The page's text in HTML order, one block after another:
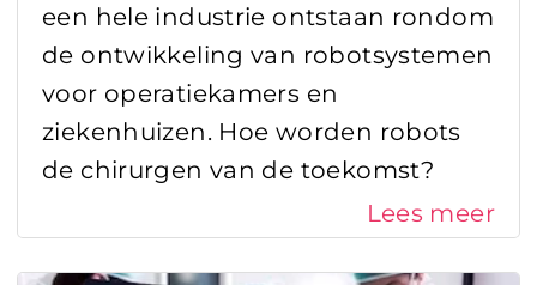
een hele industrie ontstaan rondom
de ontwikkeling van robotsystemen
voor operatiekamers en
ziekenhuizen. Hoe worden robots
de chirurgen van de toekomst?
Lees meer
Lidar
Radar
Sensor trends